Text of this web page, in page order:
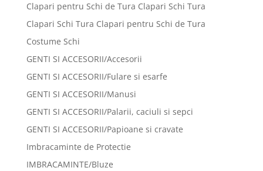
Clapari pentru Schi de Tura Clapari Schi Tura
Clapari Schi Tura Clapari pentru Schi de Tura
Costume Schi
GENTI SI ACCESORII/Accesorii
GENTI SI ACCESORII/Fulare si esarfe
GENTI SI ACCESORII/Manusi
GENTI SI ACCESORII/Palarii, caciuli si sepci
GENTI SI ACCESORII/Papioane si cravate
Imbracaminte de Protectie
IMBRACAMINTE/Bluze